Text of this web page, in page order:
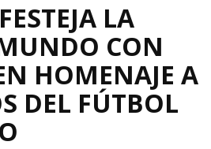
LA
CON
HOMENAJE A
DEL FÚTBOL